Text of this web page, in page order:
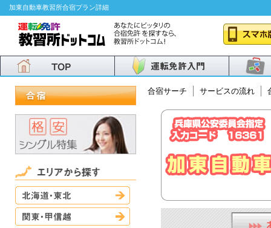
加東自動車教習所合宿プラン詳細
合宿サーチ サービスの流れ